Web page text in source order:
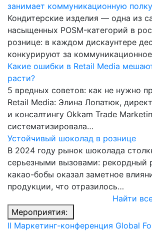
занимает коммуникационную полку
Кондитерские изделия — одна из
насыщенных POSM-категорий в
рознице: в каждом дискаунтере
конкурируют за
Какие ошибки в Retail Media
расти?
5 вредных советов: как не нужно
Retail Media: Элина Лопатюк,
и консалтингу Okkam Trade
систематизировала…
Устойчивый шоколад в рознице
В 2024 году рынок шоколада
серьезными вызовами: рекордный
какао-бобы оказал заметное
продукции, что отразилось…
Найти
Мероприятия:
II Маркетинг-конференция Global